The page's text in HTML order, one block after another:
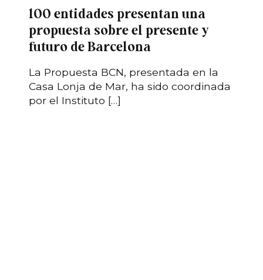
100 entidades presentan una
propuesta sobre el presente y
futuro de Barcelona
La Propuesta BCN, presentada en la
Casa Lonja de Mar, ha sido coordinada
por el Instituto […]